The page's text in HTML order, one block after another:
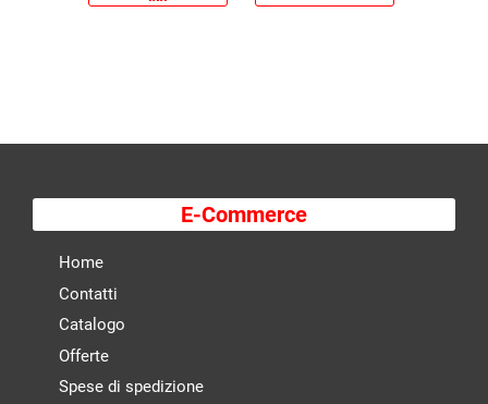
E-Commerce
Home
Contatti
Catalogo
Offerte
Spese di spedizione